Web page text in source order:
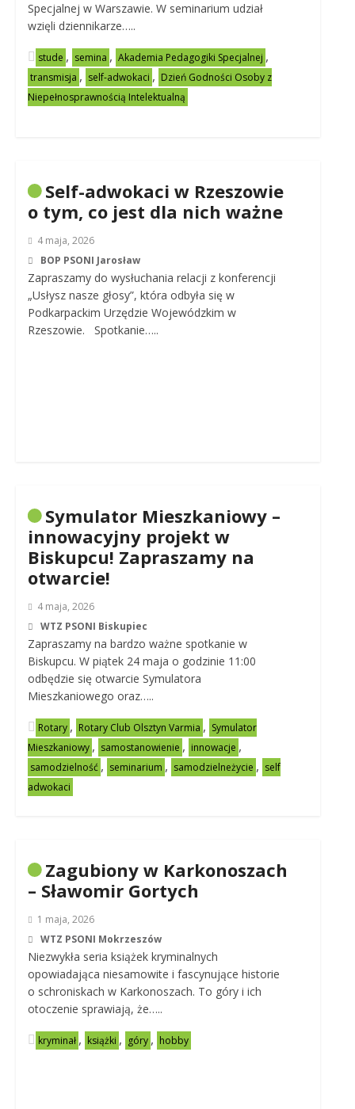
Specjalnej w Warszawie. W seminarium udział
wzięli dziennikarze…..
stude , semina , Akademia Pedagogiki Specjalnej ,
transmisja , self-adwokaci , Dzień Godności Osoby z
Niepełnosprawnością Intelektualną
Self-adwokaci w Rzeszowie
o tym, co jest dla nich ważne
4 maja, 2026
BOP PSONI Jarosław
Zapraszamy do wysłuchania relacji z konferencji
„Usłysz nasze głosy”, która odbyła się w
Podkarpackim Urzędzie Wojewódzkim w
Rzeszowie. Spotkanie…..
Symulator Mieszkaniowy –
innowacyjny projekt w
Biskupcu! Zapraszamy na
otwarcie!
4 maja, 2026
WTZ PSONI Biskupiec
Zapraszamy na bardzo ważne spotkanie w
Biskupcu. W piątek 24 maja o godzinie 11:00
odbędzie się otwarcie Symulatora
Mieszkaniowego oraz…..
Rotary , Rotary Club Olsztyn Varmia , Symulator
Mieszkaniowy , samostanowienie , innowacje ,
samodzielność , seminarium , samodzielneżycie , self
adwokaci
Zagubiony w Karkonoszach
– Sławomir Gortych
1 maja, 2026
WTZ PSONI Mokrzeszów
Niezwykła seria książek kryminalnych
opowiadająca niesamowite i fascynujące historie
o schroniskach w Karkonoszach. To góry i ich
otoczenie sprawiają, że…..
kryminał , książki , góry , hobby